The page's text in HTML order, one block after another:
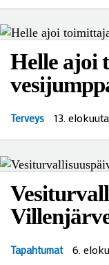
Helle ajoi
Terveys 13.
Tapahtumat 6.